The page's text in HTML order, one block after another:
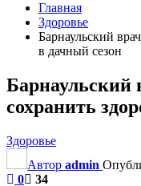
Главная
Здоровье
Барнаульский
в дачный сезон
Барнаульский
сохранить
Здоровье
Автор admin
0
34